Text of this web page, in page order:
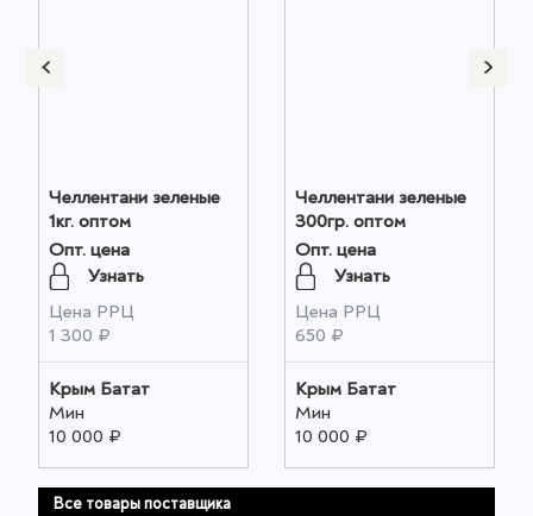
Челлентани зеленые
1кг. оптом
Опт. цена
Узнать
Цена РРЦ
1 300 ₽
Крым Батат
Мин
10 000 ₽
Челлентани зеленые
300гр. оптом
Опт. цена
Узнать
Цена РРЦ
650 ₽
Крым Батат
Мин
10 000 ₽
Все товары поставщика